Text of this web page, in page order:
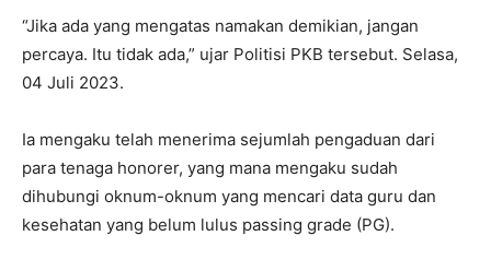
“Jika ada yang mengatas namakan demikian, jangan
percaya. Itu tidak ada,” ujar Politisi PKB tersebut. Selasa,
04 Juli 2023.
Ia mengaku telah menerima sejumlah pengaduan dari
para tenaga honorer, yang mana mengaku sudah
dihubungi oknum-oknum yang mencari data guru dan
kesehatan yang belum lulus passing grade (PG).